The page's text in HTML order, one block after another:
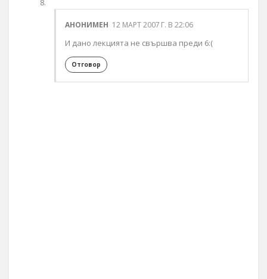
АНОНИМЕН 12 МАРТ 2007 Г. В 22:06
И дано лекцията не свършва преди 6:(
Отговор